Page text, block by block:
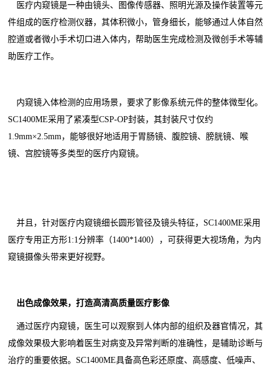
医疗内窥镜是一种由镜头、图像传感器、照明光源及操作装置等元
件组成的医疗检测仪器，其体积微小，管身细长，能够通过人体自然
腔道或者微小手术切口进入体内，帮助医生完成检测及微创手术等辅
助医疗工作。
内窥镜入体检测的应用场景，要求了影像系统元件的整体微型化。
SC1400ME采用了紧凑型CSP-OP封装，其封装尺寸仅约
1.9mm×2.5mm，能够很好地适用于胃肠镜、腹腔镜、膀胱镜、喉
镜、宫腔镜等多类型的医疗内窥镜。
并且，针对医疗内窥镜细长圆形管径及镜头特征，SC1400ME采用
医疗专用正方形1:1分辨率（1400*1400），可获得更大视场角，为内
窥镜摄像头带来更好视野。
出色成像效果，打造高清高质量医疗影像
通过医疗内窥镜，医生可以观察到人体内部的组织及器官情况，其
成像效果极大影响着医生对病变及异常判断的准确性，是辅助诊断与
治疗的重要依据。SC1400ME具备高色彩还原度、高感度、低噪声、